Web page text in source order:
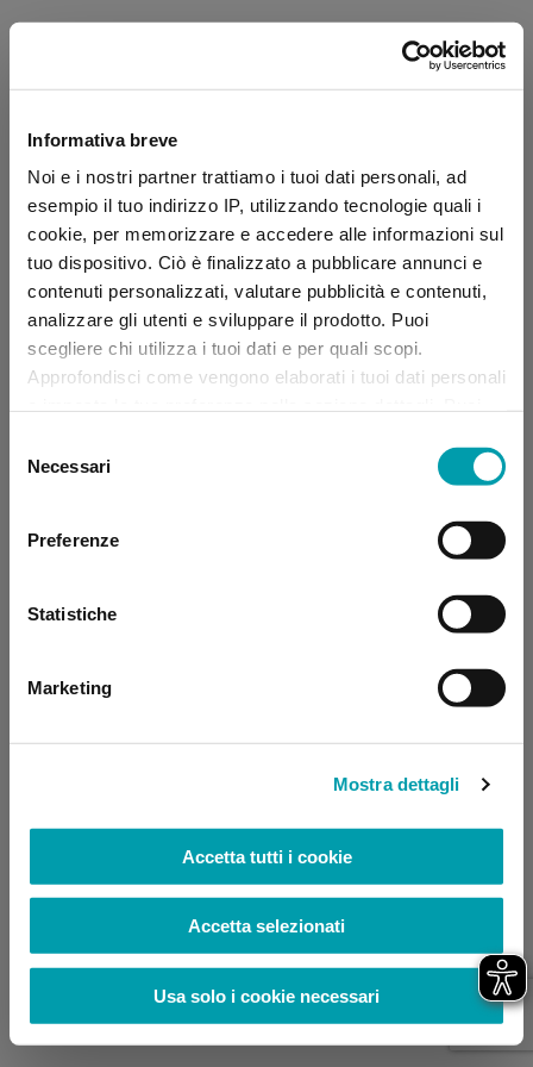
Informativa breve
Noi e i nostri partner trattiamo i tuoi dati personali, ad
esempio il tuo indirizzo IP, utilizzando tecnologie quali i
cookie, per memorizzare e accedere alle informazioni sul
tuo dispositivo. Ciò è finalizzato a pubblicare annunci e
contenuti personalizzati, valutare pubblicità e contenuti,
analizzare gli utenti e sviluppare il prodotto. Puoi
scegliere chi utilizza i tuoi dati e per quali scopi.
Approfondisci come vengono elaborati i tuoi dati personali
momento dalla Dichiarazione sui “
delNecessari
Preferenze
Statistiche
Marketing
Mostra dettagli
Accetta tutti i cookie
Accetta selezionati
Usa solo i cookie necessari
Application error: a client-side exception has occurred (see the
browser console for more information)